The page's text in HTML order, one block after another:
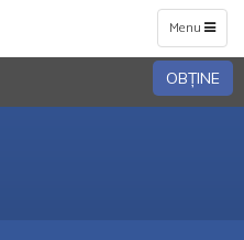
Toggle
navigation
Menu
OBŢINE